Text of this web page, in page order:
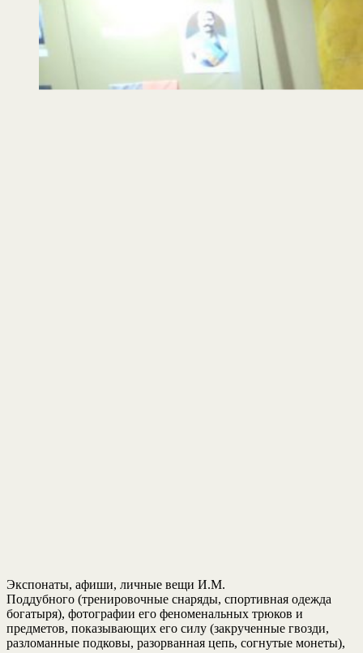
Экспонаты, афиши, личные вещи И.М.
Поддубного (тренировочные снаряды, спортивная одежда
богатыря), фотографии его феноменальных трюков и
предметов, показывающих его силу (закрученные гвозди,
разломанные подковы, разорванная цепь, согнутые монеты),